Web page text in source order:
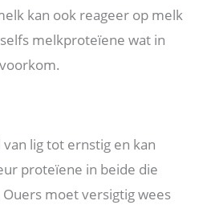
kan ook reageer op melk
melkproteïene wat in
van lig tot ernstig en kan
proteïene in beide die
moet versigtig wees